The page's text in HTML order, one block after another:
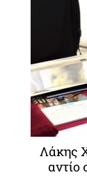
Λάκης
αντίο